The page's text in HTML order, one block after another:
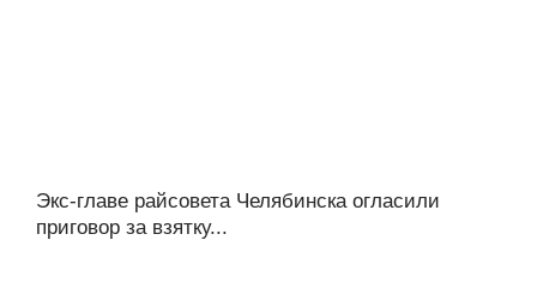
Экс-главе райсовета Челябинска огласили
приговор за взятку...